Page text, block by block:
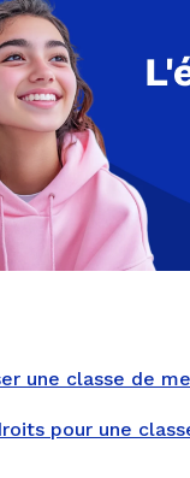
une classe de
pour une